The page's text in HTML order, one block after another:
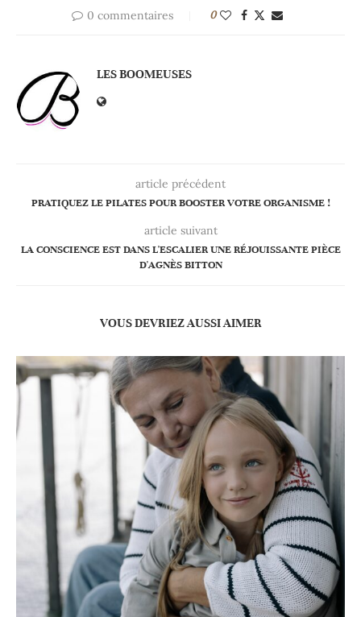
0 commentaires 0
LES BOOMEUSES
article précédent
PRATIQUEZ LE PILATES POUR BOOSTER VOTRE ORGANISME !
article suivant
LA CONSCIENCE EST DANS L'ESCALIER UNE RÉJOUISSANTE PIÈCE
D'AGNÈS BITTON
VOUS DEVRIEZ AUSSI AIMER